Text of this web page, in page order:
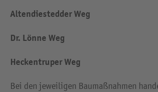
Altendiestedder Weg
Dr. Lönne Weg
Heckentruper Weg
Bei den jeweiligen Baumaßnahmen